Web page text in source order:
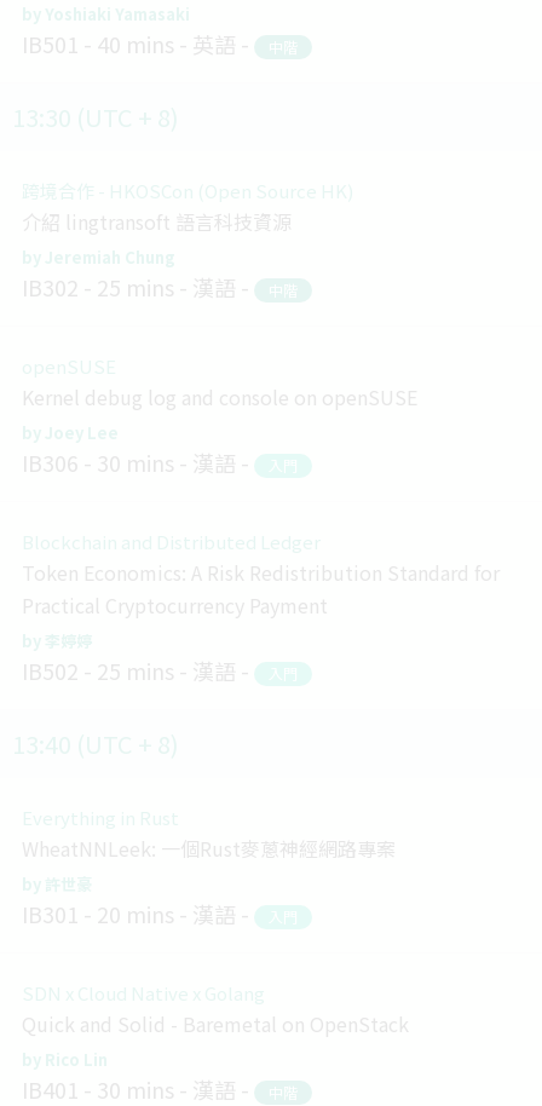
Yoshiaki Yamasaki
IB501 40 mins 英語 中階
跨境合作 - HKOSCon (Open Source HK)
介紹 lingtransoft 語言科技資源
Jeremiah Chung
IB302 25 mins 漢語 中階
openSUSE
Kernel debug log and console on openSUSE
Joey Lee
IB306 30 mins 漢語 入門
Blockchain and Distributed Ledger
Token Economics: A Risk Redistribution Standard for
Practical Cryptocurrency Payment
李婷婷
IB502 25 mins 漢語 入門
Everything in Rust
WheatNNLeek: 一個Rust麥蔥神經網路專案
許世豪
IB301 20 mins 漢語 入門
SDN x Cloud Native x Golang
Quick and Solid - Baremetal on OpenStack
Rico Lin
IB401 30 mins 漢語 中階